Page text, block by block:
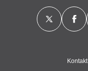
Kontakt